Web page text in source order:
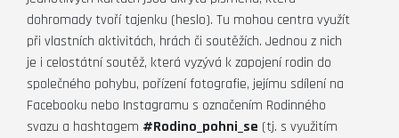
dohromady tvoří tajenku (heslo). Tu mohou centra využít
při vlastních aktivitách, hrách či soutěžích. Jednou z nich
je i celostátní soutěž, která vyzývá k zapojení rodin do
společného pohybu, pořízení fotografie, jejímu sdílení na
Facebooku nebo Instagramu s označením Rodinného
svazu a hashtagem #Rodino_pohni_se (tj. s využitím